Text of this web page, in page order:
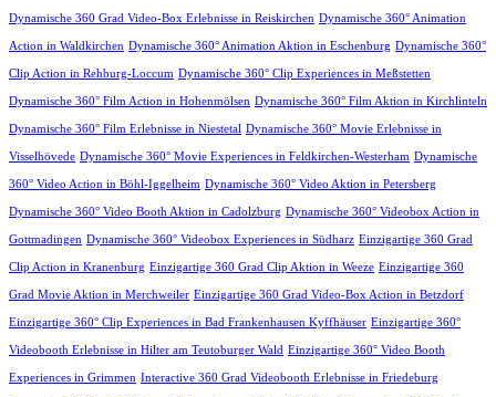
Dynamische 360 Grad Video-Box Erlebnisse in Reiskirchen Dynamische 360° Animation
Action in Waldkirchen Dynamische 360° Animation Aktion in Eschenburg Dynamische 360°
Clip Action in Rehburg-Loccum Dynamische 360° Clip Experiences in Meßstetten
Dynamische 360° Film Action in Hohenmölsen Dynamische 360° Film Aktion in Kirchlinteln
Dynamische 360° Film Erlebnisse in Niestetal Dynamische 360° Movie Erlebnisse in
Visselhövede Dynamische 360° Movie Experiences in Feldkirchen-Westerham Dynamische
360° Video Action in Böhl-Iggelheim Dynamische 360° Video Aktion in Petersberg
Dynamische 360° Video Booth Aktion in Cadolzburg Dynamische 360° Videobox Action in
Gottmadingen Dynamische 360° Videobox Experiences in Südharz Einzigartige 360 Grad
Clip Action in Kranenburg Einzigartige 360 Grad Clip Aktion in Weeze Einzigartige 360
Grad Movie Aktion in Merchweiler Einzigartige 360 Grad Video-Box Action in Betzdorf
Einzigartige 360° Clip Experiences in Bad Frankenhausen Kyffhäuser Einzigartige 360°
Videobooth Erlebnisse in Hilter am Teutoburger Wald Einzigartige 360° Video Booth
Experiences in Grimmen Interactive 360 Grad Videobooth Erlebnisse in Friedeburg